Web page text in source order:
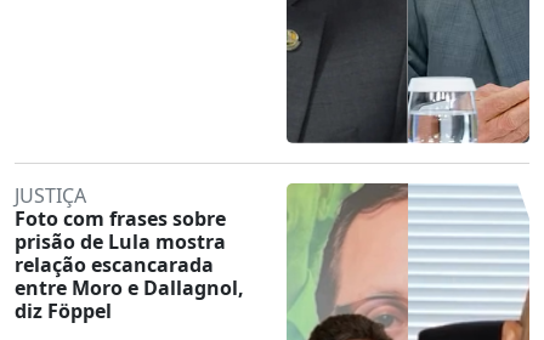
JUSTIÇA
Foto com frases sobre
prisão de Lula mostra
relação escancarada
entre Moro e Dallagnol,
diz Föppel